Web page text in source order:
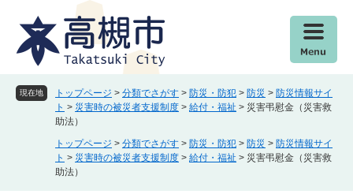
現在地 トップページ > 分類でさがす > 防災・防犯 > 防災 > 防災情報サイ
ト > 災害時の被災者支援制度 > 給付・福祉 > 災害弔慰金（災害救
助法）
トップページ > 分類でさがす > 防災・防犯 > 防災 > 防災情報サイ
ト > 災害時の被災者支援制度 > 給付・福祉 > 災害弔慰金（災害救
助法）